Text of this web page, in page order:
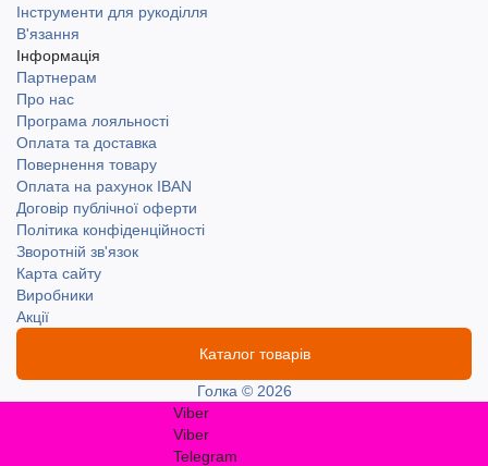
Інструменти для рукоділля
В'язання
Інформація
Партнерам
Про нас
Програма лояльності
Оплата та доставка
Повернення товару
Оплата на рахунок IBAN
Договір публічної оферти
Політика конфіденційності
Зворотній зв'язок
Карта сайту
Виробники
Акції
Каталог товарів
Голка © 2026
Viber
Viber
Telegram